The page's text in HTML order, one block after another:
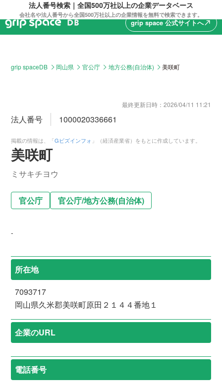
法人番号検索｜全国500万社以上の企業データベース
会社名や法人番号から全国500万社以上の企業情報を無料で検索できます。
grip space 公式サイトへnorth_east
grip spaceDB 岡山県 官公庁 地方公務(自治体) 美咲町
最終更新日時： 2026/04/11 11:21
法人番号 1000020336661
掲載の情報は、「Gビズインフォ 」（経済産業省）をもとに作成しています。
美咲町
ミサキチヨウ
官公庁 官公庁/地方公務(自治体)
-
所在地
7093717
岡山県久米郡美咲町原田２１４４番地１
企業のURL
電話番号